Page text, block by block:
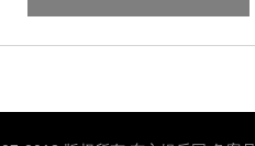
赏坂本龙一之子空音央新作！